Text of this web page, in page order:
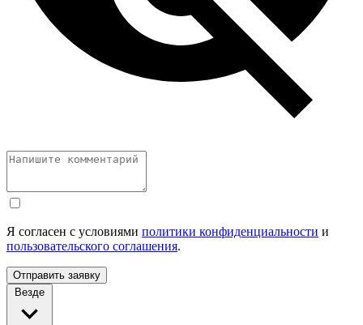
Я согласен с условиями политики конфиденциальности и
пользовательского соглашения.
Отправить заявку
Везде